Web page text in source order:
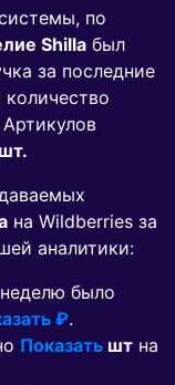
по
Shilla был
за последние
количество
Артикулов
на Wildberries за
аналитики:
было
₽.
Показать шт на